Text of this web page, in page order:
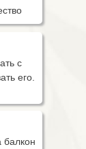
с
его.
балкон